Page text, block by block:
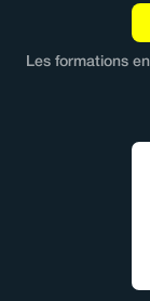
Les formations